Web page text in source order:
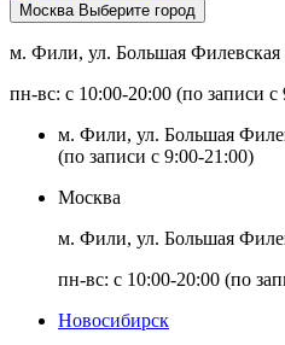
Москва Выберите город
м. Фили, ул. Большая Филевская
пн-вс: с 10:00-20:00 (по записи с
м. Фили, ул. Большая
(по записи с 9:00-21:00)
Москва
м. Фили, ул. Большая
пн-вс: с 10:00-20:00 (по
Новосибирск